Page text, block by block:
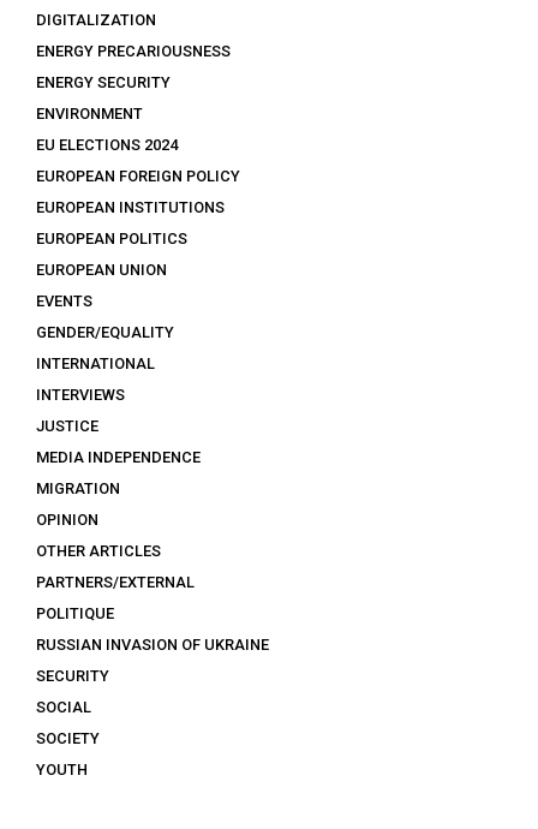
DIGITALIZATION
ENERGY PRECARIOUSNESS
ENERGY SECURITY
ENVIRONMENT
EU ELECTIONS 2024
EUROPEAN FOREIGN POLICY
EUROPEAN INSTITUTIONS
EUROPEAN POLITICS
EUROPEAN UNION
EVENTS
GENDER/EQUALITY
INTERNATIONAL
INTERVIEWS
JUSTICE
MEDIA INDEPENDENCE
MIGRATION
OPINION
OTHER ARTICLES
PARTNERS/EXTERNAL
POLITIQUE
RUSSIAN INVASION OF UKRAINE
SECURITY
SOCIAL
SOCIETY
YOUTH